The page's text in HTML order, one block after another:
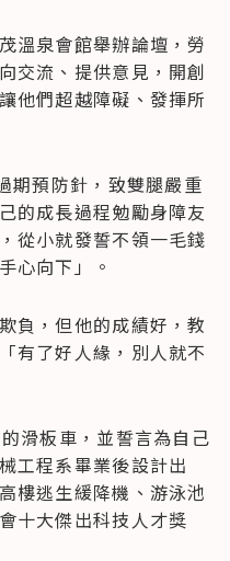
溫泉會館舉辦論壇，勞
交流、提供意見，開創
他們超越障礙、發揮所
期預防針，致雙腿嚴重
的成長過程勉勵身障友
從小就發誓不領一毛錢
心向下」。
負，但他的成績好，教
有了好人緣，別人就不
滑板車，並誓言為自己
工程系畢業後設計出
樓逃生緩降機、游泳池
十大傑出科技人才獎